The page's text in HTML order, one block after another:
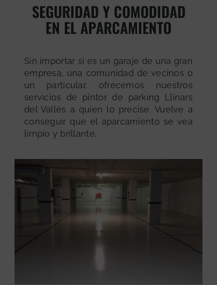
SEGURIDAD Y COMODIDAD
EN EL APARCAMIENTO
Sin importar si es un garaje de una gran
empresa, una comunidad de vecinos o
un particular, ofrecemos nuestros
servicios de pintor de parking Llinars
del Vallès a quien lo precise. Vuelve a
conseguir que el aparcamiento se vea
limpio y brillante.